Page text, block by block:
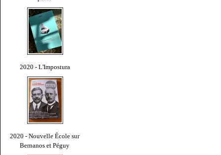
2020 - L'Impostura
2020 - Nouvelle École sur
Bernanos et Péguy